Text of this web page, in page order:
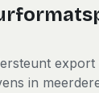
export
in